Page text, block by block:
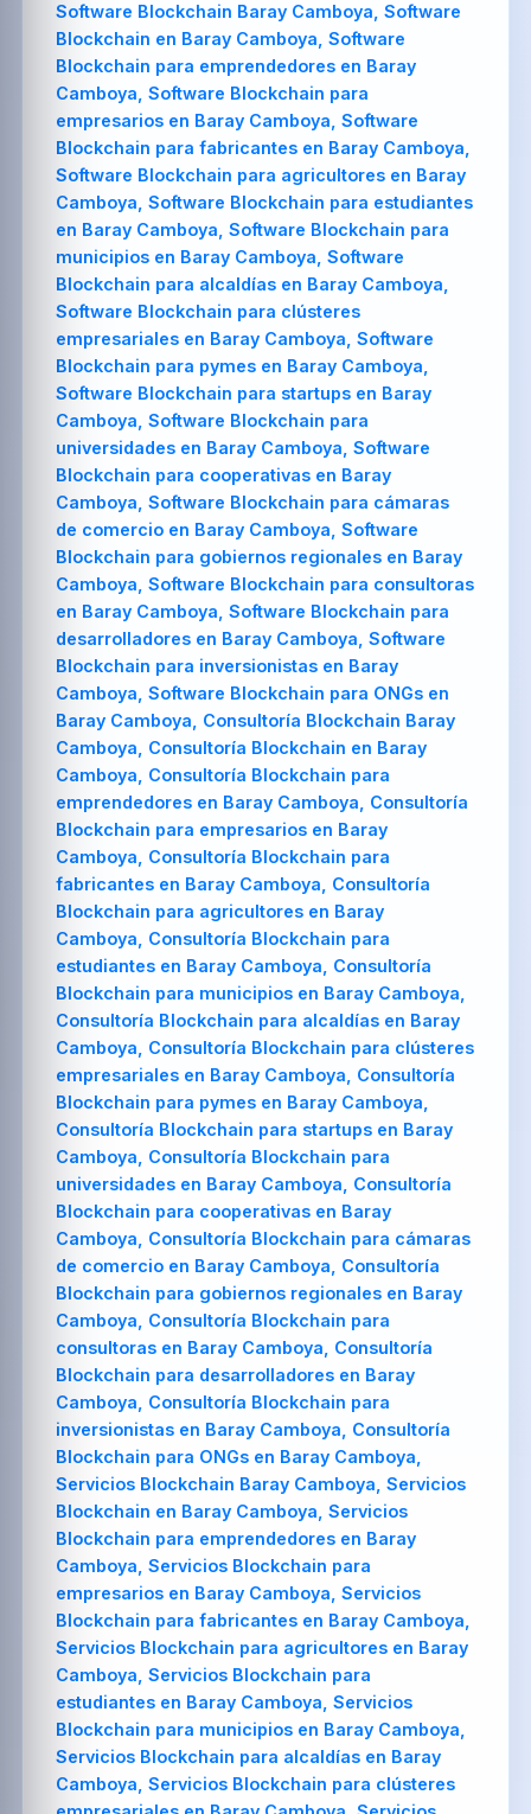
Software Blockchain Baray Camboya, Software
Blockchain en Baray Camboya, Software
Blockchain para emprendedores en Baray
Camboya, Software Blockchain para
empresarios en Baray Camboya, Software
Blockchain para fabricantes en Baray Camboya,
Software Blockchain para agricultores en Baray
Camboya, Software Blockchain para estudiantes
en Baray Camboya, Software Blockchain para
municipios en Baray Camboya, Software
Blockchain para alcaldías en Baray Camboya,
Software Blockchain para clústeres
empresariales en Baray Camboya, Software
Blockchain para pymes en Baray Camboya,
Software Blockchain para startups en Baray
Camboya, Software Blockchain para
universidades en Baray Camboya, Software
Blockchain para cooperativas en Baray
Camboya, Software Blockchain para cámaras
de comercio en Baray Camboya, Software
Blockchain para gobiernos regionales en Baray
Camboya, Software Blockchain para consultoras
en Baray Camboya, Software Blockchain para
desarrolladores en Baray Camboya, Software
Blockchain para inversionistas en Baray
Camboya, Software Blockchain para ONGs en
Baray Camboya, Consultoría Blockchain Baray
Camboya, Consultoría Blockchain en Baray
Camboya, Consultoría Blockchain para
emprendedores en Baray Camboya, Consultoría
Blockchain para empresarios en Baray
Camboya, Consultoría Blockchain para
fabricantes en Baray Camboya, Consultoría
Blockchain para agricultores en Baray
Camboya, Consultoría Blockchain para
estudiantes en Baray Camboya, Consultoría
Blockchain para municipios en Baray Camboya,
Consultoría Blockchain para alcaldías en Baray
Camboya, Consultoría Blockchain para clústeres
empresariales en Baray Camboya, Consultoría
Blockchain para pymes en Baray Camboya,
Consultoría Blockchain para startups en Baray
Camboya, Consultoría Blockchain para
universidades en Baray Camboya, Consultoría
Blockchain para cooperativas en Baray
Camboya, Consultoría Blockchain para cámaras
de comercio en Baray Camboya, Consultoría
Blockchain para gobiernos regionales en Baray
Camboya, Consultoría Blockchain para
consultoras en Baray Camboya, Consultoría
Blockchain para desarrolladores en Baray
Camboya, Consultoría Blockchain para
inversionistas en Baray Camboya, Consultoría
Blockchain para ONGs en Baray Camboya,
Servicios Blockchain Baray Camboya, Servicios
Blockchain en Baray Camboya, Servicios
Blockchain para emprendedores en Baray
Camboya, Servicios Blockchain para
empresarios en Baray Camboya, Servicios
Blockchain para fabricantes en Baray Camboya,
Servicios Blockchain para agricultores en Baray
Camboya, Servicios Blockchain para
estudiantes en Baray Camboya, Servicios
Blockchain para municipios en Baray Camboya,
Servicios Blockchain para alcaldías en Baray
Camboya, Servicios Blockchain para clústeres